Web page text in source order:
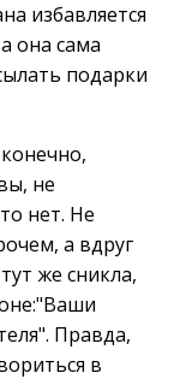
избавляется
она сама
подарки
не
нет. Не
а вдруг
же сникла,
Правда,
в